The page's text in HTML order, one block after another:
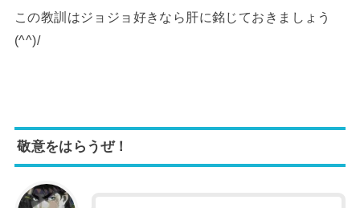
この教訓はジョジョ好きなら肝に銘じておきましょう
(^^)/
敬意をはらうぜ！